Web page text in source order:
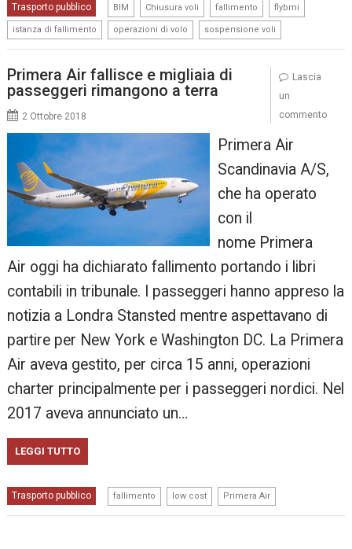
Trasporto pubblico BIM Chiusura voli fallimento flybmi
istanza di fallimento operazioni di volo sospensione voli
Primera Air fallisce e migliaia di
passeggeri rimangono a terra
2 Ottobre 2018
Primera Air
Scandinavia A/S,
che ha operato
con il
nome Primera
Air oggi ha dichiarato fallimento portando i libri
contabili in tribunale. I passeggeri hanno appreso la
notizia a Londra Stansted mentre aspettavano di
partire per New York e Washington DC. La Primera
Air aveva gestito, per circa 15 anni, operazioni
charter principalmente per i passeggeri nordici. Nel
2017 aveva annunciato un…
LEGGI TUTTO
Trasporto pubblico fallimento low cost Primera Air
Lascia
un
commento